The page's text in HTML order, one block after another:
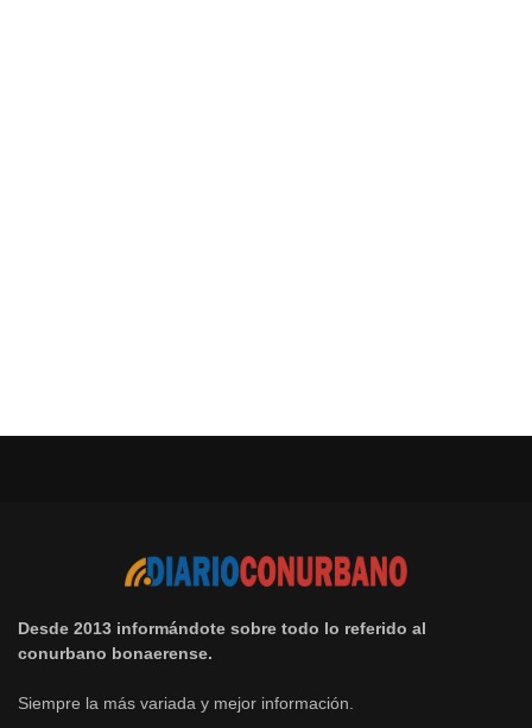
Desde 2013 informándote sobre todo lo referido al
conurbano bonaerense.
Siempre la más variada y mejor información.